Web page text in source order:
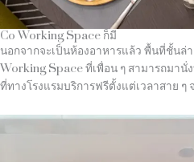
Co Working Space ก็มี
นอกจากจะเป็นห้องอาหารแล้ว พื้นที่ชั้นล่
Working Space ที่เพื่อน ๆ สามารถมานั่
ที่ทางโรงแรมบริการฟรีตั้งแต่เวลาสาย ๆ